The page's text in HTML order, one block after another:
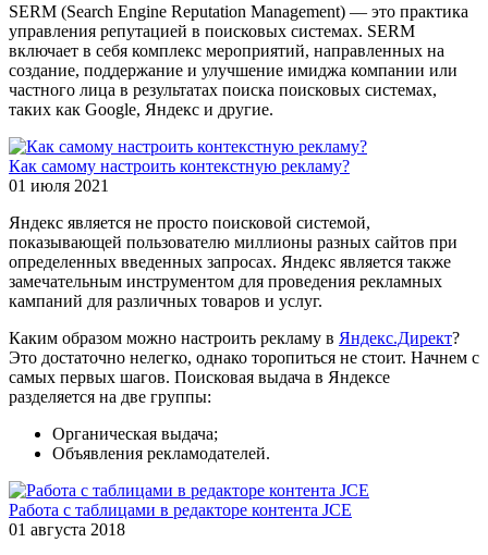
SERM (Search Engine Reputation Management) — это практика
управления репутацией в поисковых системах. SERM
включает в себя комплекс мероприятий, направленных на
создание, поддержание и улучшение имиджа компании или
частного лица в результатах поиска поисковых системах,
таких как Google, Яндекс и другие.
Как самому настроить контекстную рекламу?
01 июля 2021
Яндекс является не просто поисковой системой,
показывающей пользователю миллионы разных сайтов при
определенных введенных запросах. Яндекс является также
замечательным инструментом для проведения рекламных
кампаний для различных товаров и услуг.
Каким образом можно настроить рекламу в Яндекс.Директ?
Это достаточно нелегко, однако торопиться не стоит. Начнем с
самых первых шагов. Поисковая выдача в Яндексе
разделяется на две группы:
Органическая выдача;
Объявления рекламодателей.
Работа с таблицами в редакторе контента JCE
01 августа 2018